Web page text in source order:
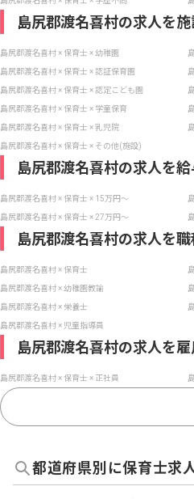
島尻郡渡名喜村の求人を
島尻郡渡名喜村 × 保育士 × 幼稚園
島尻郡渡名喜村 × 保育士 × 認証保育園
島尻郡渡名喜村 × 保育士 × 認定こども園
島尻郡渡名喜村 × 保育士 × 学童保育
島尻郡渡名喜村 × 保育士 × 乳児院
島尻郡渡名喜村 × 保育士 × その他(施設)
島尻郡渡名喜村の求人を
島尻郡渡名喜村 × 保育士 × 15万円〜
島尻郡渡名喜村 × 保育士 × 27万円〜
島尻郡渡名喜村の求人を
島尻郡渡名喜村 × 保育士
島尻郡渡名喜村 × 幼稚園教諭
島尻郡渡名喜村 × 栄養士
島尻郡渡名喜村 × 児童指導員
島尻郡渡名喜村の求人を
島尻郡渡名喜村 × 保育士 × 正社員
都道府県別に保育士求